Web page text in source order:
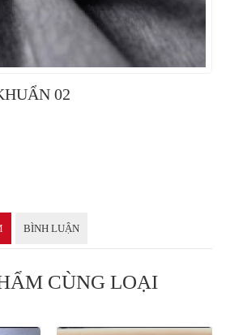
02
BÌNH LUẬN
CÙNG LOẠI